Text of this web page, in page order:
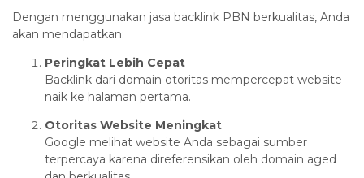
Dengan menggunakan jasa backlink PBN berkualitas, Anda
akan mendapatkan:
Peringkat Lebih Cepat
Backlink dari domain otoritas mempercepat website
naik ke halaman pertama.
Otoritas Website Meningkat
Google melihat website Anda sebagai sumber
terpercaya karena direferensikan oleh domain aged